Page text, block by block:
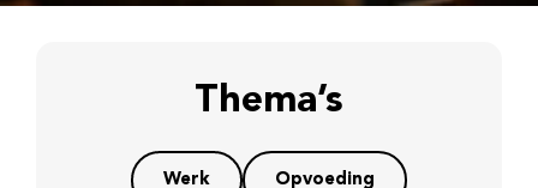
Thema’s
Werk Opvoeding